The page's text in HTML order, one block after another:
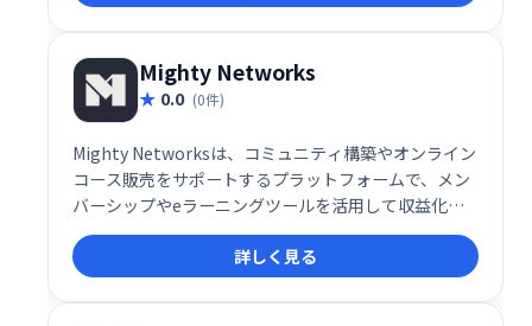
Mighty Networks
0.0 (0件)
Mighty Networksは、コミュニティ構築やオンライン
コース販売をサポートするプラットフォームで、メン
バーシップやeラーニングツールを活用して収益化が
可能です。
詳しく見る